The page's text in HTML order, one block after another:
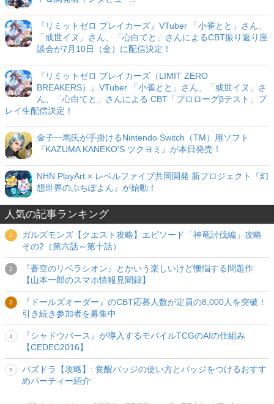
『リミットゼロ ブレイカーズ』VTuber 「小雀とと」さん、
「或世イヌ」さん、「心白てと」さんによるCBT振り返り座
談会が7月10日（金）に配信決定！
『リミットゼロ ブレイカーズ（LIMIT ZERO
BREAKERS）』VTuber 「小雀とと」さん、「或世イヌ」さ
ん、「心白てと」さんによる CBT「プロローグβテスト」プ
レイ生配信決定！
金子一馬氏が手掛けるNintendo Switch（TM）用ソフト
『KAZUMA KANEKO'S ツクヨミ』が本日発売！
NHN PlayArt × レベルファイブ共同開発 新プロジェクト『幻
想世界のぷちぽよん』が始動！
人気の記事ランキング
ガルズモンズ【クエスト攻略】エピソード「神竜討伐編」攻略
その2（第六話～第十話）
『蒼空のリベラシオン』とかいう楽しいけど懊悩する問題作
【山本一郎のスマホ情報見聞録】
『ドールズオーダー』のCBT応募人数が定員の8,000人を突破！
引き続き参加者を募集中
『シャドウバース』が導入するモバイルTCGのAIの仕組み
【CEDEC2016】
パズドラ【攻略】: 覚醒バッジの使い方とバッジをつけるおすす
めパーティー紹介